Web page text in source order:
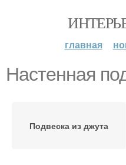
главная
Настенная
Подвеска из джута